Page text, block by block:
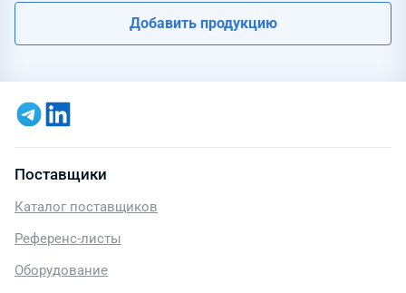
Добавить продукцию
Поставщики
Каталог поставщиков
Референс-листы
Оборудование